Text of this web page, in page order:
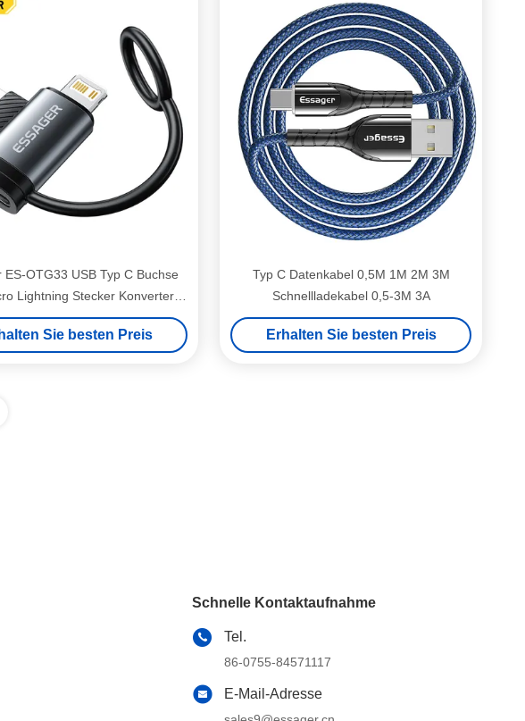
ES-OTG33 USB Typ C Buchse
Lightning Stecker Konverter
Adapter
Sie besten Preis
Typ C Datenkabel 0,5M 1M 2M 3M
Schnellladekabel 0,5-3M 3A
Erhalten Sie besten Preis
Schnelle Kontaktaufnahme
Tel.
86-0755-84571117
E-Mail-Adresse